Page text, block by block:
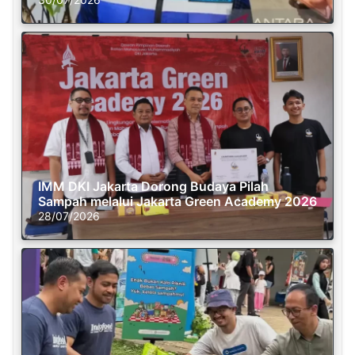
IMM DKI Jakarta Dorong Budaya Pilah
Sampah melalui Jakarta Green Academy 2026
28/07/2026